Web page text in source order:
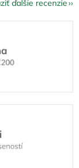
ďalšie recenzie